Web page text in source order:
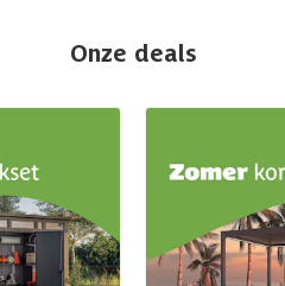
Onze deals